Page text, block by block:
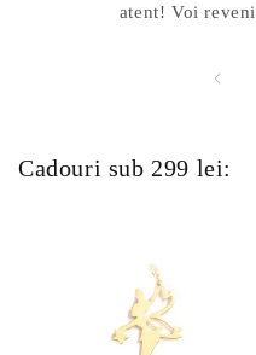
atent! Voi
Cadouri sub 299 lei: